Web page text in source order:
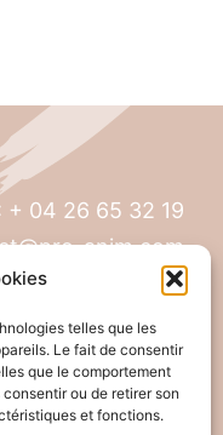
telles que les
Le fait de consentir
que le comportement
ou de retirer son
et fonctions.
+ 04 26 65 32 19
anim.com
69300 Caluire